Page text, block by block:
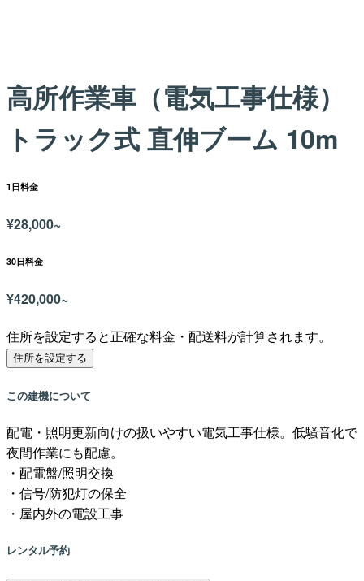
高所作業車（電気工事仕様）
トラック式 直伸ブーム 10m
1日料金
¥28,000~
30日料金
¥420,000~
住所を設定すると正確な料金・配送料が計算されます。
住所を設定する
この建機について
配電・照明更新向けの扱いやすい電気工事仕様。低騒音化で
夜間作業にも配慮。
・配電盤/照明交換
・信号/防犯灯の保全
・屋内外の電設工事
レンタル予約